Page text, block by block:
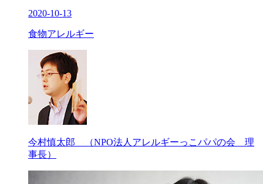
2020-10-13
食物アレルギー
今村慎太郎 （NPO法人アレルギーっこパパの会 理
事長）